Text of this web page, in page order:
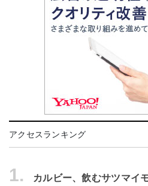
アクセスランキング
1.
カルビー、飲むサツマイ